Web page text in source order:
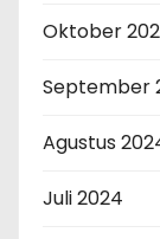
Oktober
September
Agustus
Juli 2024